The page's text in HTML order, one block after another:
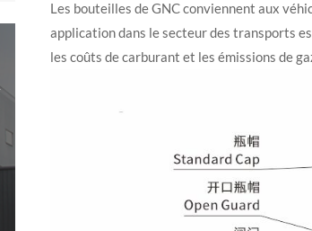
Les bouteilles de GNC conviennent aux
application dans le secteur des transports
les coûts de carburant et les émissions de